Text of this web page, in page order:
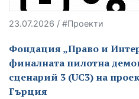
23.07.2026 / #Проекти
Фондация „Право и
финалната пилотна
сценарий 3 (UC3) на
Гърция